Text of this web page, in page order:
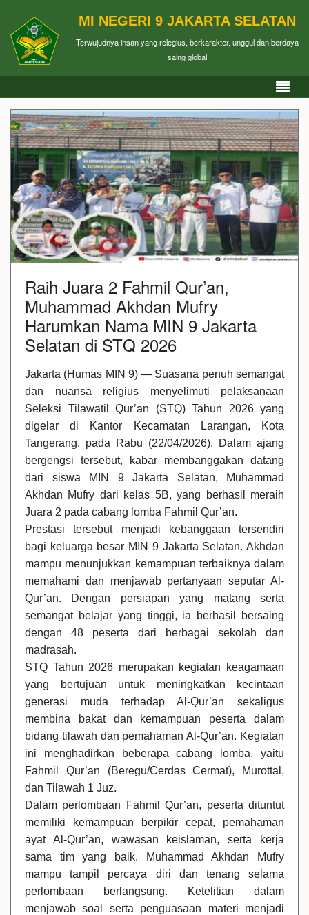
MI NEGERI 9 JAKARTA SELATAN
Terwujudnya insan yang relegius, berkarakter, unggul dan berdaya
saing global
Raih Juara 2 Fahmil Qur’an,
Muhammad Akhdan Mufry
Harumkan Nama MIN 9 Jakarta
Selatan di STQ 2026
Jakarta (Humas MIN 9) — Suasana penuh semangat
dan nuansa religius menyelimuti pelaksanaan
Seleksi Tilawatil Qur’an (STQ) Tahun 2026 yang
digelar di Kantor Kecamatan Larangan, Kota
Tangerang, pada Rabu (22/04/2026). Dalam ajang
bergengsi tersebut, kabar membanggakan datang
dari siswa MIN 9 Jakarta Selatan, Muhammad
Akhdan Mufry dari kelas 5B, yang berhasil meraih
Juara 2 pada cabang lomba Fahmil Qur’an.
Prestasi tersebut menjadi kebanggaan tersendiri
bagi keluarga besar MIN 9 Jakarta Selatan. Akhdan
mampu menunjukkan kemampuan terbaiknya dalam
memahami dan menjawab pertanyaan seputar Al-
Qur’an. Dengan persiapan yang matang serta
semangat belajar yang tinggi, ia berhasil bersaing
dengan 48 peserta dari berbagai sekolah dan
madrasah.
STQ Tahun 2026 merupakan kegiatan keagamaan
yang bertujuan untuk meningkatkan kecintaan
generasi muda terhadap Al-Qur’an sekaligus
membina bakat dan kemampuan peserta dalam
bidang tilawah dan pemahaman Al-Qur’an. Kegiatan
ini menghadirkan beberapa cabang lomba, yaitu
Fahmil Qur’an (Beregu/Cerdas Cermat), Murottal,
dan Tilawah 1 Juz.
Dalam perlombaan Fahmil Qur’an, peserta dituntut
memiliki kemampuan berpikir cepat, pemahaman
ayat Al-Qur’an, wawasan keislaman, serta kerja
sama tim yang baik. Muhammad Akhdan Mufry
mampu tampil percaya diri dan tenang selama
perlombaan berlangsung. Ketelitian dalam
menjawab soal serta penguasaan materi menjadi